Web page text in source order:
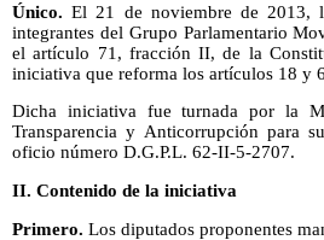
Único.El 21 de noviembre de 2013,
integrantes del Grupo Parlamentario
el artículo 71, fracción II, de la
iniciativa que reforma los artículos 18 y
Dicha iniciativa fue turnada por la
Transparencia y Anticorrupción para
oficio número D.G.P.L. 62-II-5-2707.
II. Contenido de la iniciativa
Primero. Los diputados proponentes